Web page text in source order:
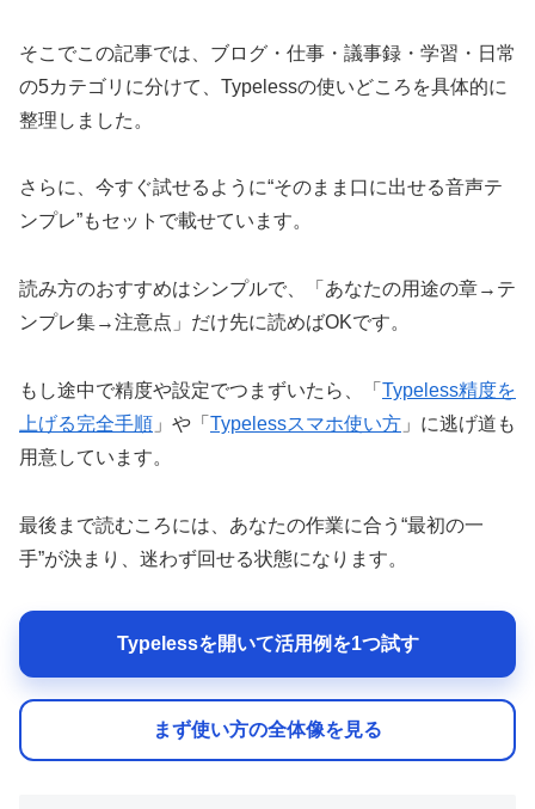
そこでこの記事では、ブログ・仕事・議事録・学習・日常
の5カテゴリに分けて、Typelessの使いどころを具体的に
整理しました。
さらに、今すぐ試せるように“そのまま口に出せる音声テ
ンプレ”もセットで載せています。
読み方のおすすめはシンプルで、「あなたの用途の章→テ
ンプレ集→注意点」だけ先に読めばOKです。
もし途中で精度や設定でつまずいたら、「 Typeless精度を
上げる完全手順 」や「 Typelessスマホ使い方 」に逃げ道も
用意しています。
最後まで読むころには、あなたの作業に合う“最初の一
手”が決まり、迷わず回せる状態になります。
Typelessを開いて活用例を1つ試す
まず使い方の全体像を見る